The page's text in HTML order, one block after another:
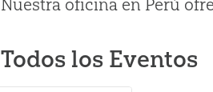
Nuestra oficina en Perú
Todos los Eventos